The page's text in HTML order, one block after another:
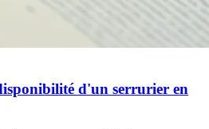
d'un serrurier en